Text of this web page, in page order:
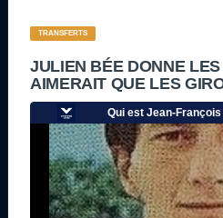
TRANSFERTS
JULIEN BÉE DONNE LES
AIMERAIT QUE LES